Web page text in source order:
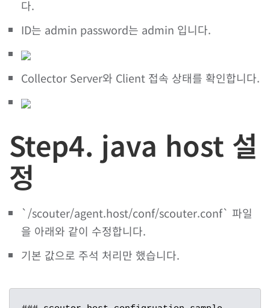
다.
ID는 admin password는 admin 입니다.
Collector Server와 Client 접속 상태를 확인합니다.
Step4. java host 설
정
`/scouter/agent.host/conf/scouter.conf` 파일
을 아래와 같이 수정합니다.
기본 값으로 주석 처리만 했습니다.